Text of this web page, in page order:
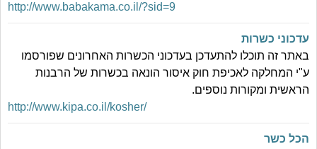
http://www.babakama.co.il/?sid=9
עדכוני כשרות
באתר זה תוכלו להתעדכן בעדכוני הכשרות האחרונים שפורסמו
ע"י המחלקה לאכיפת חוק איסור הונאה בכשרות של הרבנות
הראשית ומקורות נוספים.
http://www.kipa.co.il/kosher/
הכל כשר